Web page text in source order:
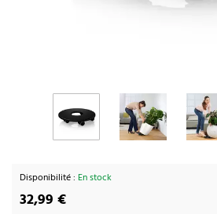
Disponibilité : En stock
32,99 €